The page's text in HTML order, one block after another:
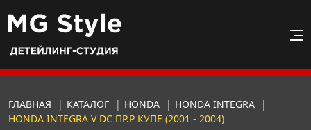
ГЛАВНАЯ | КАТАЛОГ | HONDA | HONDA INTEGRA
|
HONDA INTEGRA V DС ПР.Р КУПЕ (2001 - 2004)